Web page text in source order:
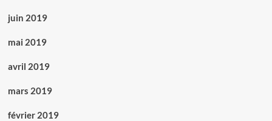
juin 2019
mai 2019
avril 2019
mars 2019
février 2019